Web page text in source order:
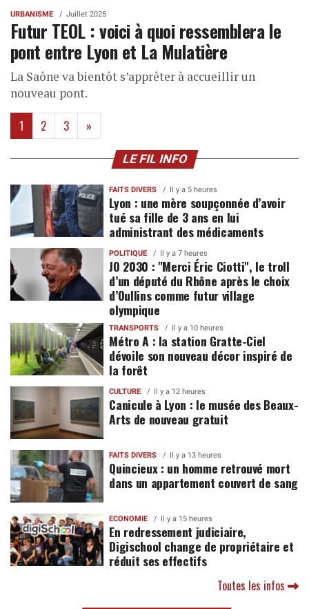
URBANISME Juillet 2025
Futur TEOL : voici à quoi ressemblera le
pont entre Lyon et La Mulatière
La Saône va bientôt s’apprêter à accueillir un
nouveau pont.
1 (current)
2 3 »
LE FIL INFO
FAITS DIVERS Il y a 5 heures
Lyon : une mère soupçonnée d’avoir
tué sa fille de 3 ans en lui
administrant des médicaments
POLITIQUE Il y a 7 heures
JO 2030 : "Merci Éric Ciotti", le troll
d’un député du Rhône après le choix
d’Oullins comme futur village
olympique
TRANSPORTS Il y a 10 heures
Métro A : la station Gratte-Ciel
dévoile son nouveau décor inspiré de
la forêt
CULTURE Il y a 12 heures
Canicule à Lyon : le musée des Beaux-
Arts de nouveau gratuit
FAITS DIVERS Il y a 13 heures
Quincieux : un homme retrouvé mort
dans un appartement couvert de sang
ECONOMIE Il y a 15 heures
En redressement judiciaire,
Digischool change de propriétaire et
réduit ses effectifs
Toutes les infos